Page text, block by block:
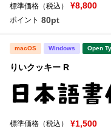
標準価格（税込） ¥8,800
ポイント 80pt
macOS Windows Open
りいクッキー R
標準価格（税込） ¥1,500